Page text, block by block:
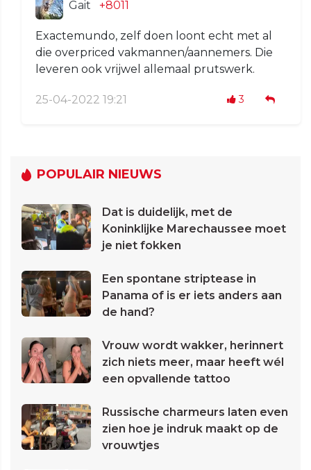
Gait +8011
Exactemundo, zelf doen loont echt met al
die overpriced vakmannen/aannemers. Die
leveren ook vrijwel allemaal prutswerk.
25-04-2022 19:21 3
POPULAIR NIEUWS
Dat is duidelijk, met de
Koninklijke Marechaussee moet
je niet fokken
Een spontane striptease in
Panama of is er iets anders aan
de hand?
Vrouw wordt wakker, herinnert
zich niets meer, maar heeft wél
een opvallende tattoo
Russische charmeurs laten even
zien hoe je indruk maakt op de
vrouwtjes